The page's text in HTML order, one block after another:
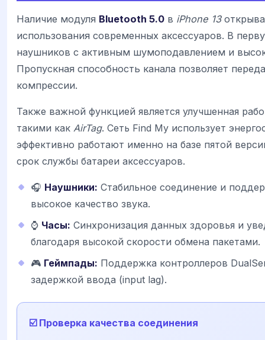
Наличие модуля Bluetooth 5.0 в iPhone 13
использования современных аксессуаров. В
наушников с активным шумоподавлением и
Пропускная способность канала позволяет
компрессии.
Также важной функцией является улучшенная
такими как AirTag. Сеть Find My использует
эффективно работают именно на базе пятой
срок службы батареи аксессуаров.
🎧 Наушники: Стабильное соединение и
высокое качество звука.
⌚ Часы: Синхронизация данных здоровья и
благодаря высокой скорости обмена пакетами.
🎮 Геймпады: Поддержка контроллеров
задержкой ввода (input lag).
☑️ Проверка качества соединения